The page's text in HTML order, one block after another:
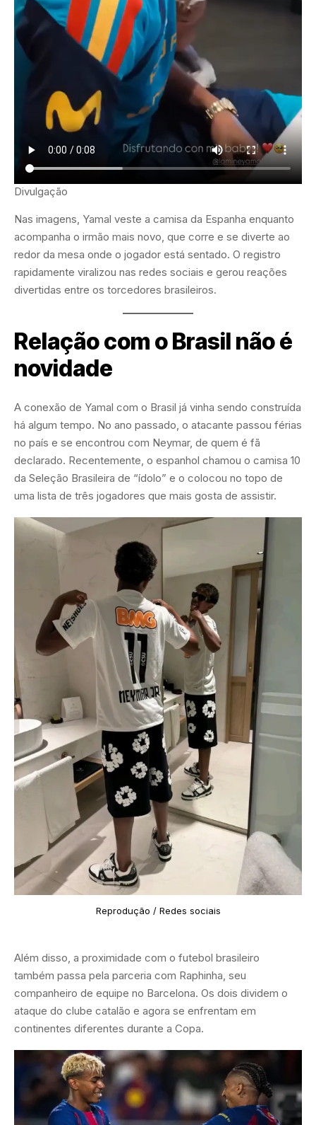
Divulgação
Nas imagens, Yamal veste a camisa da Espanha enquanto
acompanha o irmão mais novo, que corre e se diverte ao
redor da mesa onde o jogador está sentado. O registro
rapidamente viralizou nas redes sociais e gerou reações
divertidas entre os torcedores brasileiros.
Relação com o Brasil não é
novidade
A conexão de Yamal com o Brasil já vinha sendo construída
há algum tempo. No ano passado, o atacante passou férias
no país e se encontrou com Neymar, de quem é fã
declarado. Recentemente, o espanhol chamou o camisa 10
da Seleção Brasileira de “ídolo” e o colocou no topo de
uma lista de três jogadores que mais gosta de assistir.
Reprodução / Redes sociais
Além disso, a proximidade com o futebol brasileiro
também passa pela parceria com Raphinha, seu
companheiro de equipe no Barcelona. Os dois dividem o
ataque do clube catalão e agora se enfrentam em
continentes diferentes durante a Copa.